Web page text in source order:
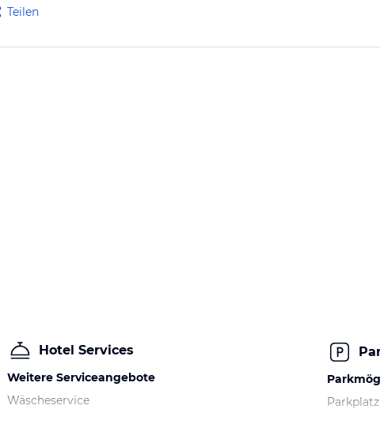
Teilen
Hotel Services
Weitere Serviceangebote
Wäscheservice
Parkplatz